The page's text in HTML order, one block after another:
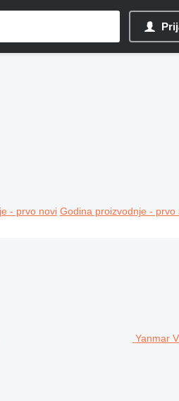
- prvo novi Godina proizvodnje - prvo
Yanmar